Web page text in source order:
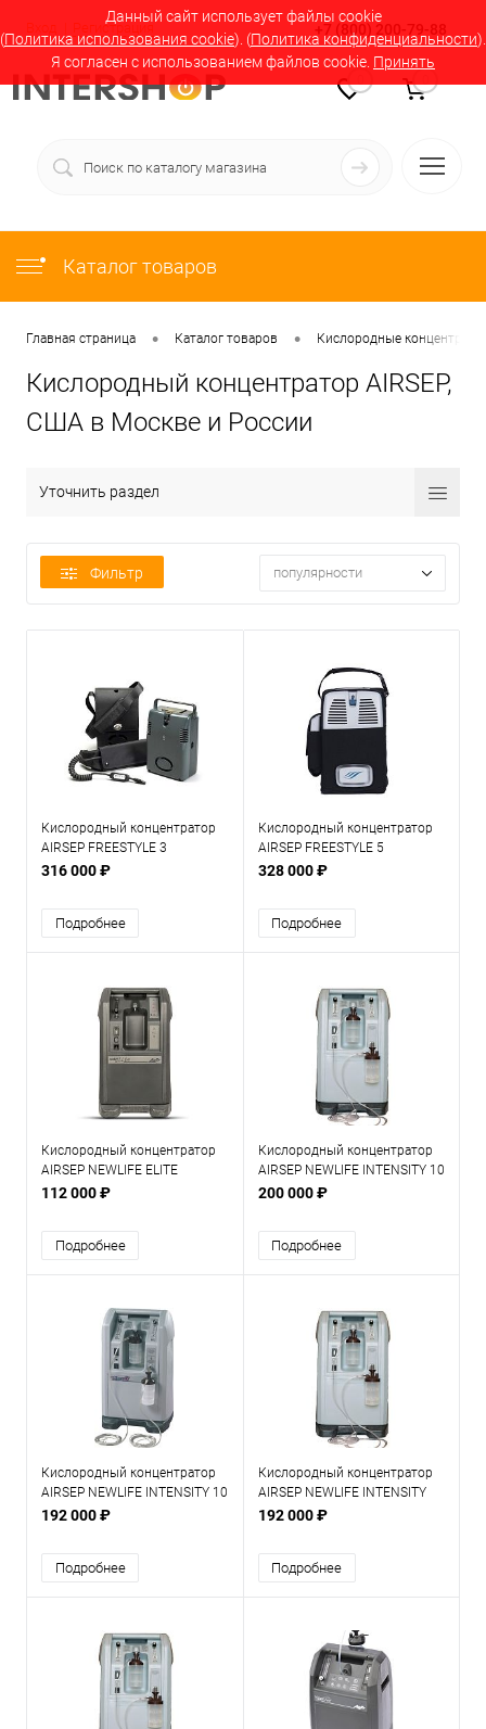
Данный сайт использует файлы cookie
(Политика использования cookie). (Политика конфиденциальности).
Я согласен с использованием файлов cookie. Принять
Вход Регистрация +7 (800) 200-79-88
Каталог товаров
Главная страница • Каталог товаров • Кислородные
Кислородный концентратор AIRSEP,
США в Москве и России
Уточнить раздел
Фильтр популярности
Кислородный концентратор
AIRSEP FREESTYLE 3
Портативный
316 000 ₽
Подробнее
Кислородный концентратор
AIRSEP FREESTYLE 5
Портативный
328 000 ₽
Подробнее
Кислородный концентратор
AIRSEP NEWLIFE ELITE
112 000 ₽
Подробнее
Кислородный концентратор
AIRSEP NEWLIFE INTENSITY 10
DUAL
200 000 ₽
Подробнее
Кислородный концентратор
AIRSEP NEWLIFE INTENSITY 10
SINGL
192 000 ₽
Подробнее
Кислородный концентратор
AIRSEP NEWLIFE INTENSITY
DUAL
192 000 ₽
Подробнее